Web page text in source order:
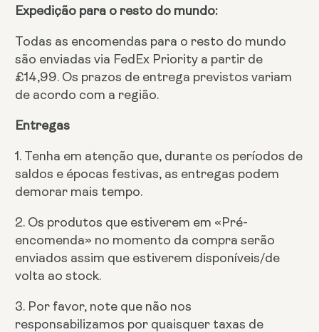
Expedição para o resto do mundo:
Todas as encomendas para o resto do mundo
são enviadas via FedEx Priority a partir de
£14,99. Os prazos de entrega previstos variam
de acordo com a região.
Entregas
1. Tenha em atenção que, durante os períodos de
saldos e épocas festivas, as entregas podem
demorar mais tempo.
2. Os produtos que estiverem em «Pré-
encomenda» no momento da compra serão
enviados assim que estiverem disponíveis/de
volta ao stock.
3. Por favor, note que não nos
responsabilizamos por quaisquer taxas de